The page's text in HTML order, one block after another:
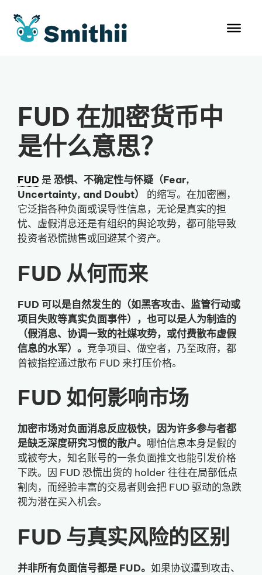
FUD 在加密货币中
是什么意思？
FUD 是 恐惧、不确定性与怀疑（Fear,
Uncertainty, and Doubt）
的缩写。在加密圈，
它泛指各种负面或误导性信息，无论是真实的担
忧、虚假消息还是有组织的舆论攻势，都可能导致
投资者恐慌抛售或回避某个资产。
FUD 从何而来
FUD 可以是自然发生的（如黑客攻击、监管行动或
项目失败等真实负面事件），也可以是人为制造的
（假消息、协调一致的社媒攻势，或付费散布虚假
信息的水军）。 竞争项目、做空者，乃至政府，都
曾被指控通过散布 FUD 来打压价格。
FUD 如何影响市场
加密市场对负面消息反应极快，因为许多参与者都
是缺乏深度研究习惯的散户。 哪怕信息本身是假的
或被夸大，知名账号的一条负面推文也能引发价格
下跌。因 FUD 恐慌出货的 holder 往往在局部低点
割肉，而经验丰富的交易者则会把 FUD 驱动的急跌
视为潜在买入机会。
FUD 与真实风险的区别
并非所有负面信号都是 FUD。 如果协议遭到攻击、